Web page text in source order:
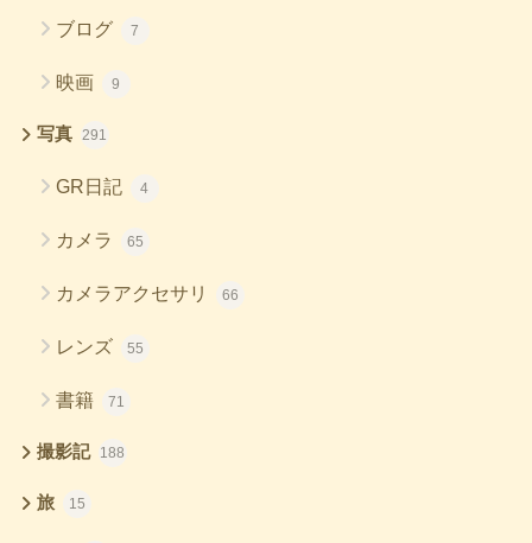
ブログ 7
映画 9
写真 291
GR日記 4
カメラ 65
カメラアクセサリ 66
レンズ 55
書籍 71
撮影記 188
旅 15